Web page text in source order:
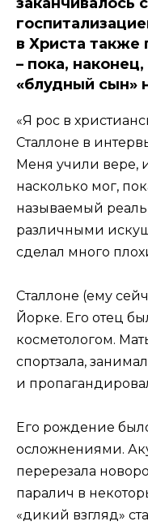
в Христа также
– пока,
«блудный сын»
«Я рос в
Сталлоне в
Меня учили вере,
насколько мог,
называемый
различными
сделал много
Сталлоне (ему
Йорке. Его отец
косметологом.
спортзала,
и
Его рождение
осложнениями.
перерезала
паралич в
«дикий взгляд»